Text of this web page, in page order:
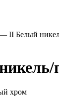
Белый
хром